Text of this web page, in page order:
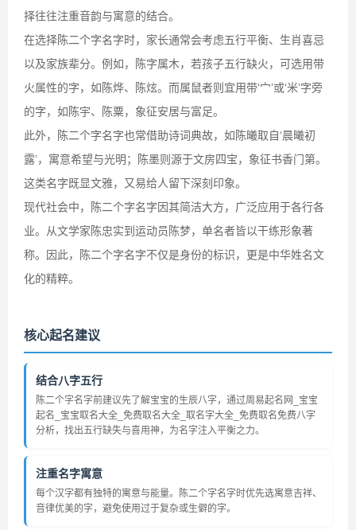
择往往注重音韵与寓意的结合。
在选择陈二个字名字时，家长通常会考虑五行平衡、生肖喜忌
以及家族辈分。例如，陈字属木，若孩子五行缺火，可选用带
火属性的字，如陈烨、陈炫。而属鼠者则宜用带‘宀’或‘米’字旁
的字，如陈宇、陈粟，象征安居与富足。
此外，陈二个字名字也常借助诗词典故，如陈曦取自‘晨曦初
露’，寓意希望与光明；陈墨则源于文房四宝，象征书香门第。
这类名字既显文雅，又易给人留下深刻印象。
现代社会中，陈二个字名字因其简洁大方，广泛应用于各行各
业。从文学家陈忠实到运动员陈梦，单名者皆以干练形象著
称。因此，陈二个字名字不仅是身份的标识，更是中华姓名文
化的精粹。
核心起名建议
结合八字五行
陈二个字名字前建议先了解宝宝的生辰八字，通过周易起名网_宝宝
起名_宝宝取名大全_免费取名大全_取名字大全_免费取名免费八字
分析，找出五行缺失与喜用神，为名字注入平衡之力。
注重名字寓意
每个汉字都有独特的寓意与能量。陈二个字名字时优先选寓意吉祥、
音律优美的字，避免使用过于复杂或生僻的字。